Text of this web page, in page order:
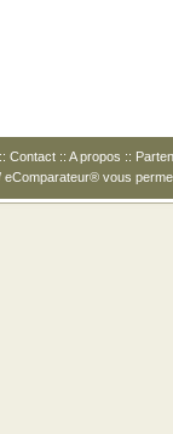
:: Contact :: A propos ::
eComparateur® vous